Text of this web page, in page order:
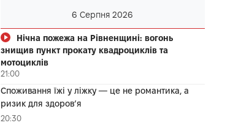
6 Серпня 2026
Нічна пожежа на Рівненщині: вогонь
знищив пункт прокату квадроциклів та
мотоциклів
21:00
Споживання їжі у ліжку — це не романтика, а
ризик для здоров’я
20:30